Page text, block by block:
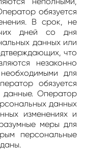
обязуется
В срок, не
дней со дня
данных или
что
незаконно
для
обязуется
данные. Оператор
данных
изменениях и
меры для
персональные